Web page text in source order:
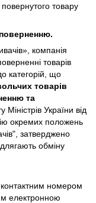
товару
, компанія
товарів
категорій, що
товарів
та
України від
окремих положень
затверджено
обміну
номером
електронною